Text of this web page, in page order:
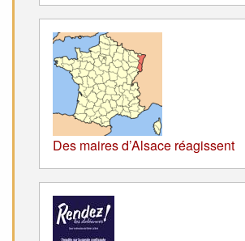
Des maires d’Alsace réagissent